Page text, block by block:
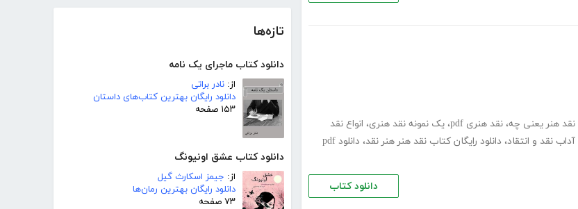
تازه‌ها
دانلود کتاب ماجرای یک نامه
از: نادر براتی
دانلود رایگان بهترین کتاب‌های داستان
۱۵۳ صفحه
دانلود کتاب عشق اونیونگ
از: جیمز اسکارث گیل
دانلود رایگان بهترین رمان‌ها
۷۳ صفحه
نقد هنر یعنی چه، نقد هنری pdf ، یک نمونه نقد هنری، انواع نقد
آداب نقد و انتقاد، دانلود رایگان کتاب نقد هنر هنر نقد،
دانلود pdf
دانلود کتاب